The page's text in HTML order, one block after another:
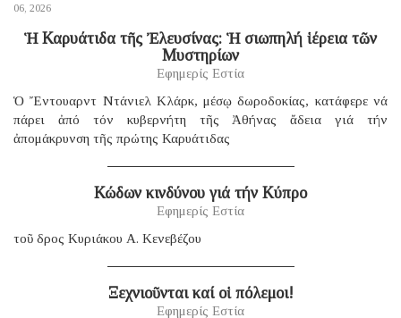
06, 2026
Ἡ Καρυάτιδα τῆς Ἐλευσίνας: Ἡ σιωπηλή ἱέρεια τῶν
Μυστηρίων
Εφημερίς Εστία
Ὁ Ἔντουαρντ Ντάνιελ Κλάρκ, μέσῳ δωροδοκίας, κατάφερε νά
πάρει ἀπό τόν κυβερνήτη τῆς Ἀθήνας ἄδεια γιά τήν
ἀπομάκρυνση τῆς πρώτης Καρυάτιδας
Κώδων κινδύνου γιά τήν Κύπρο
Εφημερίς Εστία
τοῦ δρος Κυριάκου Α. Κενεβέζου
Ξεχνιοῦνται καί οἱ πόλεμοι!
Εφημερίς Εστία